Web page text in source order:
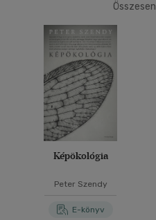
Ár szerint
500 Ft alatt(5)
500 Ft - 2500 Ft
2500 Ft - 4500 Ft
4500 Ft felett
Korosztály szerint
mind(3)
Összesen
Képökológia
Peter Szendy
E-könyv